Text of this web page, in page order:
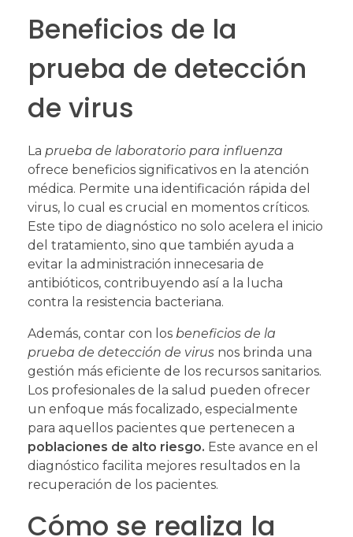
Beneficios de la
prueba de detección
de virus
La prueba de laboratorio para influenza
ofrece beneficios significativos en la atención
médica. Permite una identificación rápida del
virus, lo cual es crucial en momentos críticos.
Este tipo de diagnóstico no solo acelera el inicio
del tratamiento, sino que también ayuda a
evitar la administración innecesaria de
antibióticos, contribuyendo así a la lucha
contra la resistencia bacteriana.
Además, contar con los beneficios de la
prueba de detección de virus nos brinda una
gestión más eficiente de los recursos sanitarios.
Los profesionales de la salud pueden ofrecer
un enfoque más focalizado, especialmente
para aquellos pacientes que pertenecen a
poblaciones de alto riesgo. Este avance en el
diagnóstico facilita mejores resultados en la
recuperación de los pacientes.
Cómo se realiza la